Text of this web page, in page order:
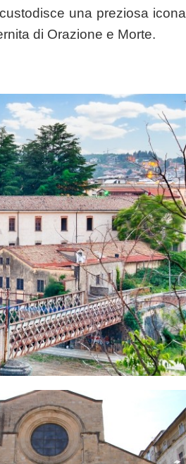
una preziosa icona
di Orazione e Morte.